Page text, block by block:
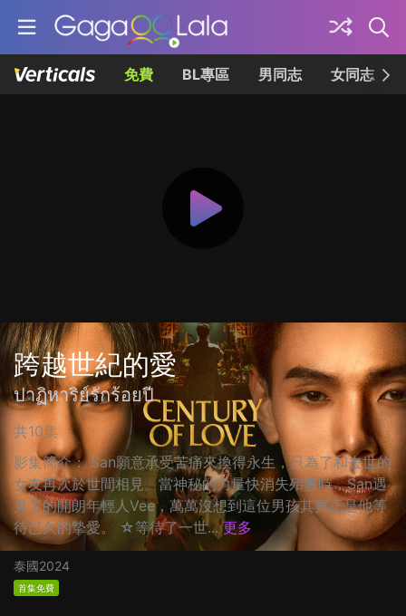
免費 BL專區 男同志 女同志
跨越世紀的愛
ปาฏิหาริย์รักร้อยปี
共10集
影集簡介： San願意承受苦痛來換得永生，只為了和去世的
女友再次於世間相見。當神秘的力量快消失殆盡時，San遇
見了的開朗年輕人Vee，萬萬沒想到這位男孩其實正是他等
待已久的摯愛。 ☆等待了一世... 更多
泰國2024
首集免費